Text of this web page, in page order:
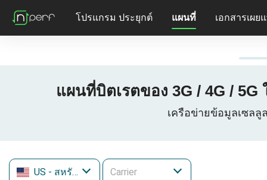
โปรแกรม ประยุกต์ แผนที่ เอกสารเผย
แผนที่บิตเรตของ 3G / 4G /
เครือข่ายข้อมูลเซลลู
US - สหรัฐอเมริกา